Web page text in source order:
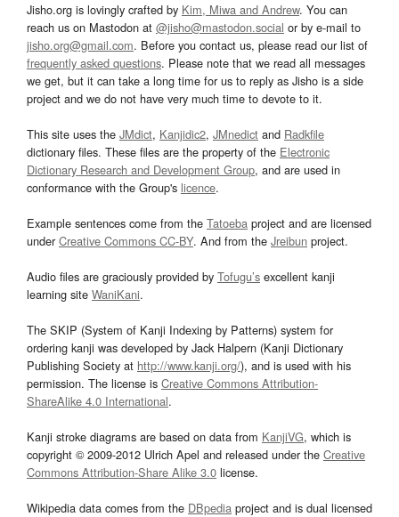
Jisho.org is lovingly crafted by Kim, Miwa and Andrew. You can
reach us on Mastodon at @jisho@mastodon.social or by e-mail to
jisho.org@gmail.com. Before you contact us, please read our list of
frequently asked questions. Please note that we read all messages
we get, but it can take a long time for us to reply as Jisho is a side
project and we do not have very much time to devote to it.
This site uses the JMdict, Kanjidic2, JMnedict and Radkfile
dictionary files. These files are the property of the Electronic
Dictionary Research and Development Group, and are used in
conformance with the Group's licence.
Example sentences come from the Tatoeba project and are licensed
underCreative Commons CC-BY. And from the Jreibun project.
Audio files are graciously provided by Tofugu’s excellent kanji
learning site WaniKani.
The SKIP (System of Kanji Indexing by Patterns) system for
ordering kanji was developed by Jack Halpern (Kanji Dictionary
Publishing Society at http://www.kanji.org/), and is used with his
permission. The license is Creative Commons Attribution-
ShareAlike 4.0 International.
Kanji stroke diagrams are based on data from KanjiVG, which is
copyright © 2009-2012 Ulrich Apel and released under the Creative
Commons Attribution-Share Alike 3.0 license.
Wikipedia data comes from the DBpedia project and is dual licensed